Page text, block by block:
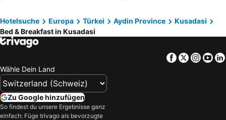
Hotelsuche Europa Türkei Aydin Province
Kusadasi
Bed & Breakfast in Kusadasi
Facebook
Twitter
Wähle Dein Land
Zu Google hinzufügen
So findest du unsere Ergebnisse ganz
einfach: Füge trivago als bevorzugte